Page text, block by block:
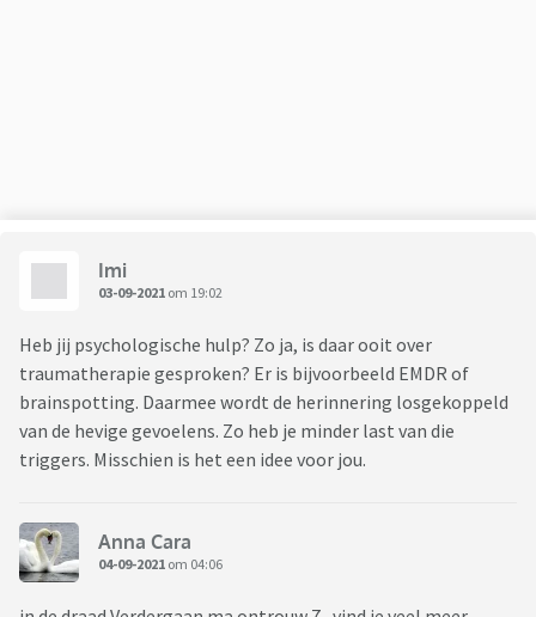
Imi
03-09-2021 om 19:02
Heb jij psychologische hulp? Zo ja, is daar ooit over
traumatherapie gesproken? Er is bijvoorbeeld EMDR of
brainspotting. Daarmee wordt de herinnering losgekoppeld
van de hevige gevoelens. Zo heb je minder last van die
triggers. Misschien is het een idee voor jou.
Anna Cara
04-09-2021 om 04:06